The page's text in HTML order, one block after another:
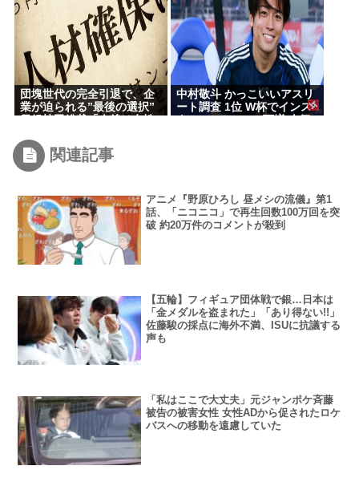
団塊世代の完全引退で、企
業が迫られる”最後の選択”
日銀植田総裁「今後は女性
活用が鍵」
中村敬斗 かっこいいアスリ
ート調査 1位 W杯でインス
タフォロワー127万増 人気
関連記事
アニメ『野原ひろし 昼メシの流儀』第1
話、「ニコニコ」で再生回数100万回を突
破 約20万件のコメントが殺到
【五輪】フィギュア団体戦で銀…日本は
「金メダルを盗まれた」「あり得ない!!」
佐藤駿の採点に海外不満、ISUに抗議する
声も
「私はここで大丈夫」元ジャンポケ斉藤
被告の被害女性 女性ADから促されたロケ
バスへの移動を遠慮していた